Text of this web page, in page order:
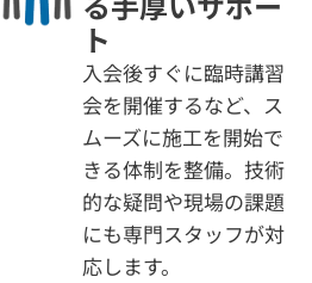
ト
入会後すぐに臨時講習
会を開催するなど、ス
ムーズに施工を開始で
きる体制を整備。技術
的な疑問や現場の課題
にも専門スタッフが対
応します。